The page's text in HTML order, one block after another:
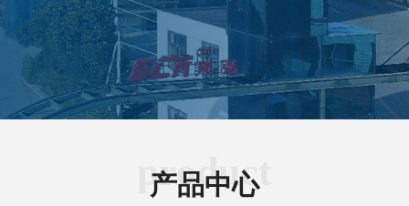
product
产品中心